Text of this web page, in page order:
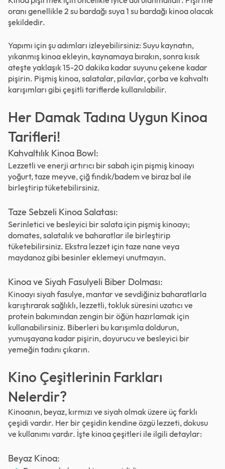
oranı genellikle 2 su bardağı suya 1 su bardağı kinoa olacak
şekildedir.
Yapımı için şu adımları izleyebilirsiniz: Suyu kaynatın,
yıkanmış kinoa ekleyin, kaynamaya bırakın, sonra kısık
ateşte yaklaşık 15-20 dakika kadar suyunu çekene kadar
pişirin. Pişmiş kinoa, salatalar, pilavlar, çorba ve kahvaltı
karışımları gibi çeşitli tariflerde kullanılabilir.
Her Damak Tadına Uygun Kinoa
Tarifleri!
Kahvaltılık Kinoa Bowl:
Lezzetli ve enerji artırıcı bir sabah için pişmiş kinoayı
yoğurt, taze meyve, çiğ fındık/badem ve biraz bal ile
birleştirip tüketebilirsiniz.
Taze Sebzeli Kinoa Salatası:
Serinletici ve besleyici bir salata için pişmiş kinoayı;
domates, salatalık ve baharatlar ile birleştirip
tüketebilirsiniz. Ekstra lezzet için taze nane veya
maydanoz gibi besinler eklemeyi unutmayın.
Kinoa ve Siyah Fasulyeli Biber Dolması:
Kinoayı siyah fasulye, mantar ve sevdiğiniz baharatlarla
karıştırarak sağlıklı, lezzetli, tokluk süresini uzatıcı ve
protein bakımından zengin bir öğün hazırlamak için
kullanabilirsiniz. Biberleri bu karışımla doldurun,
yumuşayana kadar pişirin, doyurucu ve besleyici bir
yemeğin tadını çıkarın.
Kino Çeşitlerinin Farkları
Nelerdir?
Kinoanın, beyaz, kırmızı ve siyah olmak üzere üç farklı
çeşidi vardır. Her bir çeşidin kendine özgü lezzeti, dokusu
ve kullanımı vardır. İşte kinoa çeşitleri ile ilgili detaylar:
Beyaz Kinoa: